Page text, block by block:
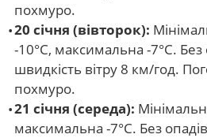
похмуро.
20 січня (вівторок):
-10°C, максимальна -7°C.
швидкість вітру 8 км/год.
похмуро.
21 січня (середа):
максимальна -7°C. Без